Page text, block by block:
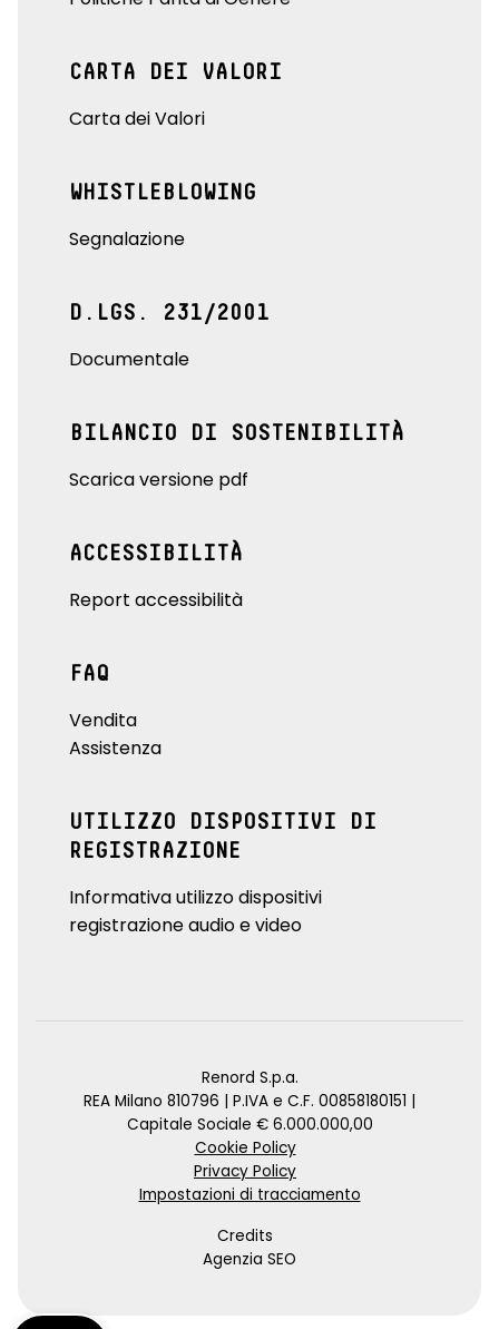
CARTA DEI VALORI
Carta dei Valori
WHISTLEBLOWING
Segnalazione
D.LGS. 231/2001
Documentale
BILANCIO DI SOSTENIBILITÀ
Scarica versione pdf
ACCESSIBILITÀ
Report accessibilità
FAQ
Vendita
Assistenza
UTILIZZO DISPOSITIVI DI
REGISTRAZIONE
Informativa utilizzo dispositivi
registrazione audio e video
Renord S.p.a.
REA Milano 810796 | P.IVA e C.F. 00858180151 |
Capitale Sociale € 6.000.000,00
Cookie Policy
Privacy Policy
Impostazioni di tracciamento
Credits
Agenzia SEO